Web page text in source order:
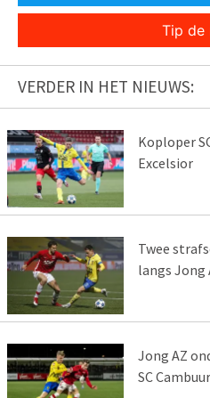
Tip de
VERDER IN HET NIEUWS:
Koploper
Excelsior
Twee
langs Jong
Jong AZ
SC Cambuur